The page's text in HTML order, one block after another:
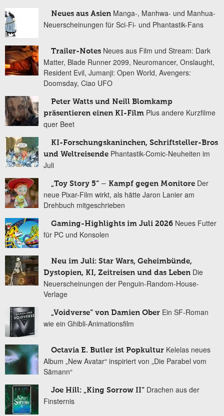
Neues aus Asien Manga-, Manhwa- und Manhua-
Neuerscheinungen für Sci-Fi- und Phantastik-Fans
Trailer-Notes Neues aus Film und Stream: Dark
Matter, Blade Runner 2099, Neuromancer, Onslaught,
Resident Evil, Jumanji: Open World, Avengers:
Doomsday, Ciao UFO
Peter Watts und Neill Blomkamp
präsentieren einen KI-Film Plus andere Kurzfilme
quer Beet
KI-Forschungskaninchen, Schriftsteller-Bros
und Weltreisende Phantastik-Comic-Neuheiten im
Juli
„Toy Story 5“ – Kampf gegen Monitore Der
neue Pixar-Film wirkt, als hätte Jaron Lanier am
Drehbuch mitgeschrieben
Gaming-Highlights im Juli 2026 Neues Futter
für PC und Konsolen
Neu im Juli: Star Wars, Geheimbünde,
Dystopien, KI, Zeitreisen und das Leben Die
Neuerscheinungen der Penguin-Random-House-
Verlage
„Voidverse“ von Damien Ober Ein SF-Roman
wie ein Ghibli-Animationsfilm
Octavia E. Butler ist Popkultur Kelelas neues
Album „New Avatar“ inspiriert von „Die Parabel vom
Sämann“
Joe Hill: „King Sorrow II“ Drachen aus der
Finsternis